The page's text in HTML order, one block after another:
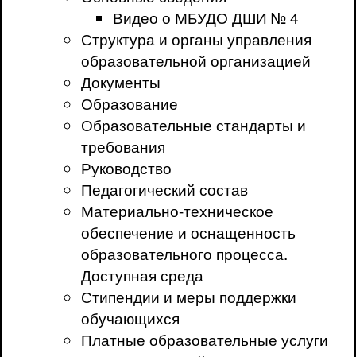
Видео о МБУДО ДШИ № 4
Структура и органы управления
образовательной организацией
Документы
Образование
Образовательные стандарты и
требования
Руководство
Педагогический состав
Материально-техническое
обеспечение и оснащенность
образовательного процесса.
Доступная среда
Стипендии и меры поддержки
обучающихся
Платные образовательные услуги